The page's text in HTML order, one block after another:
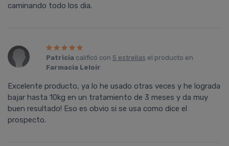
caminando todo los dia.
Patricia calificó con 5 estrellas el producto en
Farmacia Leloir.
Excelente producto, ya lo he usado otras veces y he lograda
bajar hasta 10kg en un tratamiento de 3 meses y da muy
buen resultado! Eso es obvio si se usa como dice el
prospecto.